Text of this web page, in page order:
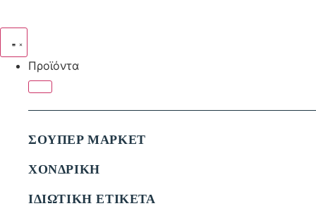
Προϊόντα
ΣΟΥΠΕΡ ΜΑΡΚΕΤ
ΧΟΝΔΡΙΚΗ
ΙΔΙΩΤΙΚΗ ΕΤΙΚΕΤΑ